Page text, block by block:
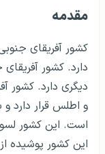
مقدمه
کشور آفریقای
دارد. کشور
دیگری دارد. کشور
و اطلس قرار دارد
است. این کشور
این کشور پوشیده